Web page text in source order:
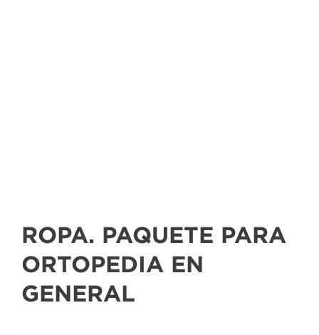
ROPA. PAQUETE PARA
ORTOPEDIA EN
GENERAL